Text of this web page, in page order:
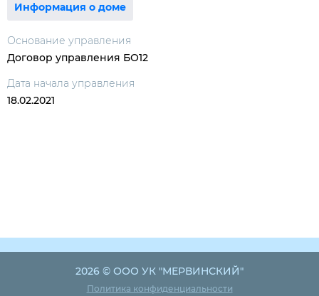
Информация о доме
Основание управления
Договор управления БО12
Дата начала управления
18.02.2021
2026 © ООО УК "МЕРВИНСКИЙ"
Политика конфиденциальности